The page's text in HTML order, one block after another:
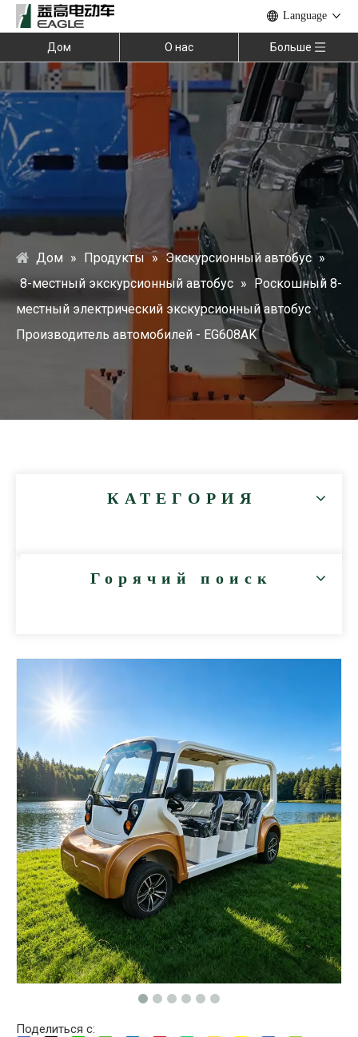
Language
Дом О нас Больше
Дом » Продукты » Экскурсионный автобус »
8-местный экскурсионный автобус » Роскошный 8-
местный электрический экскурсионный автобус
Производитель автомобилей - EG608AK
КАТЕГОРИЯ
Горячий поиск
Поделиться с: